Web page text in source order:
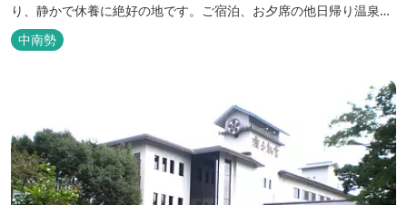
り、静かで休養に絶好の地です。ご宿泊、お夕席の他日帰り温泉も
楽しめます。お料理にも温泉を用いた温泉野菜蒸しの他美と健康を
テーマとしたふるさと会席をご用意しています。
中南勢